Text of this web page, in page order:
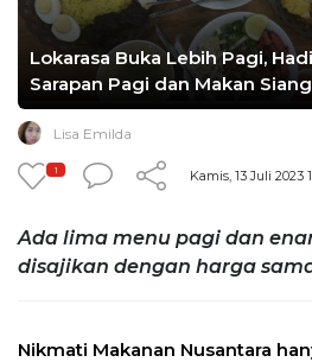
Lokarasa Buka Lebih Pagi,
Sarapan Pagi dan Makan
Lisa Emilda
1 Kamis, 13 Juli 2023
Ada lima menu pagi dan
disajikan dengan harga
Nikmati Makanan Nusantara